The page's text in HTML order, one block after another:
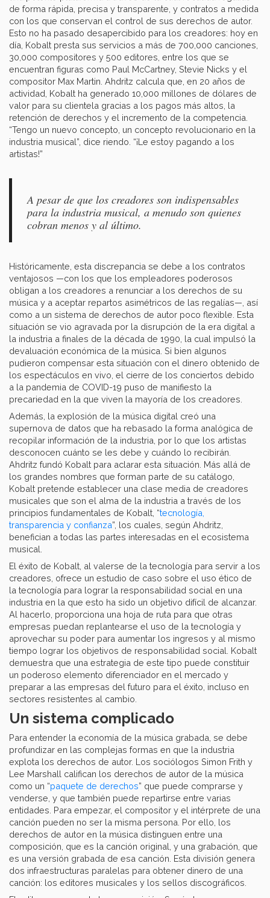
de forma rápida, precisa y transparente, y contratos a medida
con los que conservan el control de sus derechos de autor.
Esto no ha pasado desapercibido para los creadores: hoy en
día, Kobalt presta sus servicios a más de 700,000 canciones,
30,000 compositores y 500 editores, entre los que se
encuentran figuras como Paul McCartney, Stevie Nicks y el
compositor Max Martin. Ahdritz calcula que, en 20 años de
actividad, Kobalt ha generado 10,000 millones de dólares de
valor para su clientela gracias a los pagos más altos, la
retención de derechos y el incremento de la competencia.
“Tengo un nuevo concepto, un concepto revolucionario en la
industria musical”, dice riendo. “¡Le estoy pagando a los
artistas!”
A pesar de que los creadores son indispensables
para la industria musical, a menudo son quienes
cobran menos y al último.
Históricamente, esta discrepancia se debe a los contratos
ventajosos —con los que los empleadores poderosos
obligan a los creadores a renunciar a los derechos de su
música y a aceptar repartos asimétricos de las regalías—, así
como a un sistema de derechos de autor poco flexible. Esta
situación se vio agravada por la disrupción de la era digital a
la industria a finales de la década de 1990, la cual impulsó la
devaluación económica de la música. Si bien algunos
pudieron compensar esta situación con el dinero obtenido de
los espectáculos en vivo, el cierre de los conciertos debido
a la pandemia de COVID-19 puso de manifiesto la
precariedad en la que viven la mayoría de los creadores.
Además, la explosión de la música digital creó una
supernova de datos que ha rebasado la forma analógica de
recopilar información de la industria, por lo que los artistas
desconocen cuánto se les debe y cuándo lo recibirán.
Ahdritz fundó Kobalt para aclarar esta situación. Más allá de
los grandes nombres que forman parte de su catálogo,
Kobalt pretende establecer una clase media de creadores
musicales que son el alma de la industria a través de los
principios fundamentales de Kobalt, “tecnología,
transparencia y confianza”, los cuales, según Ahdritz,
benefician a todas las partes interesadas en el ecosistema
musical.
El éxito de Kobalt, al valerse de la tecnología para servir a los
creadores, ofrece un estudio de caso sobre el uso ético de
la tecnología para lograr la responsabilidad social en una
industria en la que esto ha sido un objetivo difícil de alcanzar.
Al hacerlo, proporciona una hoja de ruta para que otras
empresas puedan replantearse el uso de la tecnología y
aprovechar su poder para aumentar los ingresos y al mismo
tiempo lograr los objetivos de responsabilidad social. Kobalt
demuestra que una estrategia de este tipo puede constituir
un poderoso elemento diferenciador en el mercado y
preparar a las empresas del futuro para el éxito, incluso en
sectores resistentes al cambio.
Un sistema complicado
Para entender la economía de la música grabada, se debe
profundizar en las complejas formas en que la industria
explota los derechos de autor. Los sociólogos Simon Frith y
Lee Marshall califican los derechos de autor de la música
como un “paquete de derechos” que puede comprarse y
venderse, y que también puede repartirse entre varias
entidades. Para empezar, el compositor y el intérprete de una
canción pueden no ser la misma persona. Por ello, los
derechos de autor en la música distinguen entre una
composición, que es la canción original, y una grabación, que
es una versión grabada de esa canción. Esta división genera
dos infraestructuras paralelas para obtener dinero de una
canción: los editores musicales y los sellos discográficos.